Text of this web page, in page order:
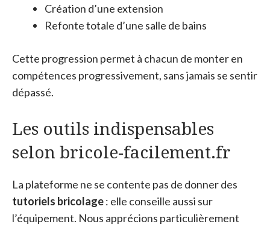
Création d’une extension
Refonte totale d’une salle de bains
Cette progression permet à chacun de monter en
compétences progressivement, sans jamais se sentir
dépassé.
Les outils indispensables
selon bricole-facilement.fr
La plateforme ne se contente pas de donner des
tutoriels bricolage: elle conseille aussi sur
l’équipement. Nous apprécions particulièrement